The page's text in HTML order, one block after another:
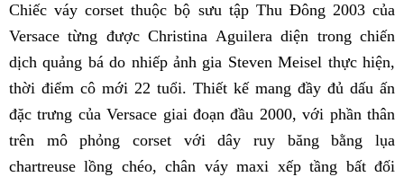
Chiếc váy corset thuộc bộ sưu tập Thu Đông 2003 của
Versace từng được Christina Aguilera diện trong chiến
dịch quảng bá do nhiếp ảnh gia Steven Meisel thực hiện,
thời điểm cô mới 22 tuổi. Thiết kế mang đầy đủ dấu ấn
đặc trưng của Versace giai đoạn đầu 2000, với phần thân
trên mô phỏng corset với dây ruy băng bằng lụa
chartreuse lồng chéo, chân váy maxi xếp tầng bất đối